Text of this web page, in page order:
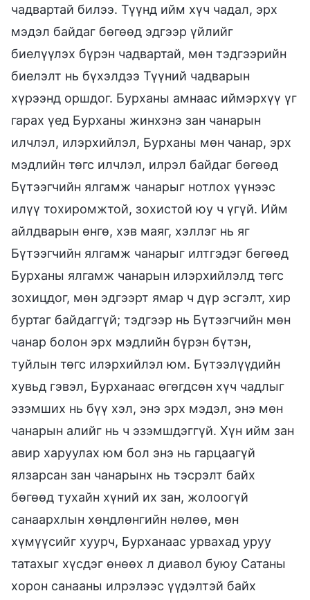
чадвартай билээ. Түүнд ийм хүч чадал, эрх
мэдэл байдаг бөгөөд эдгээр үйлийг
биелүүлэх бүрэн чадвартай, мөн тэдгээрийн
биелэлт нь бүхэлдээ Түүний чадварын
хүрээнд оршдог. Бурханы амнаас иймэрхүү үг
гарах үед Бурханы жинхэнэ зан чанарын
илчлэл, илэрхийлэл, Бурханы мөн чанар, эрх
мэдлийн төгс илчлэл, илрэл байдаг бөгөөд
Бүтээгчийн ялгамж чанарыг нотлох үүнээс
илүү тохиромжтой, зохистой юу ч үгүй. Ийм
айлдварын өнгө, хэв маяг, хэллэг нь яг
Бүтээгчийн ялгамж чанарыг илтгэдэг бөгөөд
Бурханы ялгамж чанарын илэрхийлэлд төгс
зохицдог, мөн эдгээрт ямар ч дүр эсгэлт, хир
буртаг байдаггүй; тэдгээр нь Бүтээгчийн мөн
чанар болон эрх мэдлийн бүрэн бүтэн,
туйлын төгс илэрхийлэл юм. Бүтээлүүдийн
хувьд гэвэл, Бурханаас өгөгдсөн хүч чадлыг
эзэмших нь бүү хэл, энэ эрх мэдэл, энэ мөн
чанарын алийг нь ч эзэмшдэггүй. Хүн ийм зан
авир харуулах юм бол энэ нь гарцаагүй
ялзарсан зан чанарынх нь тэсрэлт байх
бөгөөд тухайн хүний их зан, жолоогүй
санаархлын хөндлөнгийн нөлөө, мөн
хүмүүсийг хуурч, Бурханаас урвахад уруу
татахыг хүсдэг өнөөх л диавол буюу Сатаны
хорон санааны илрэлээс үүдэлтэй байх